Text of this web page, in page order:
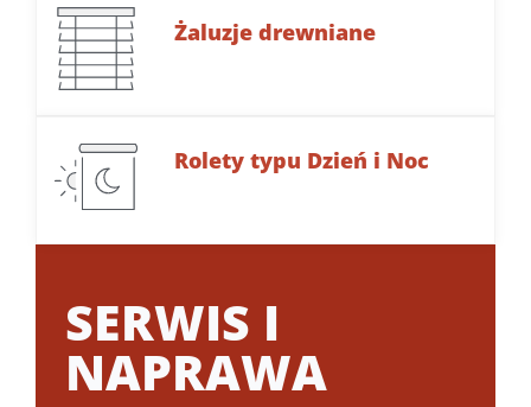
Żaluzje drewniane
Rolety typu Dzień i Noc
SERWIS I
NAPRAWA